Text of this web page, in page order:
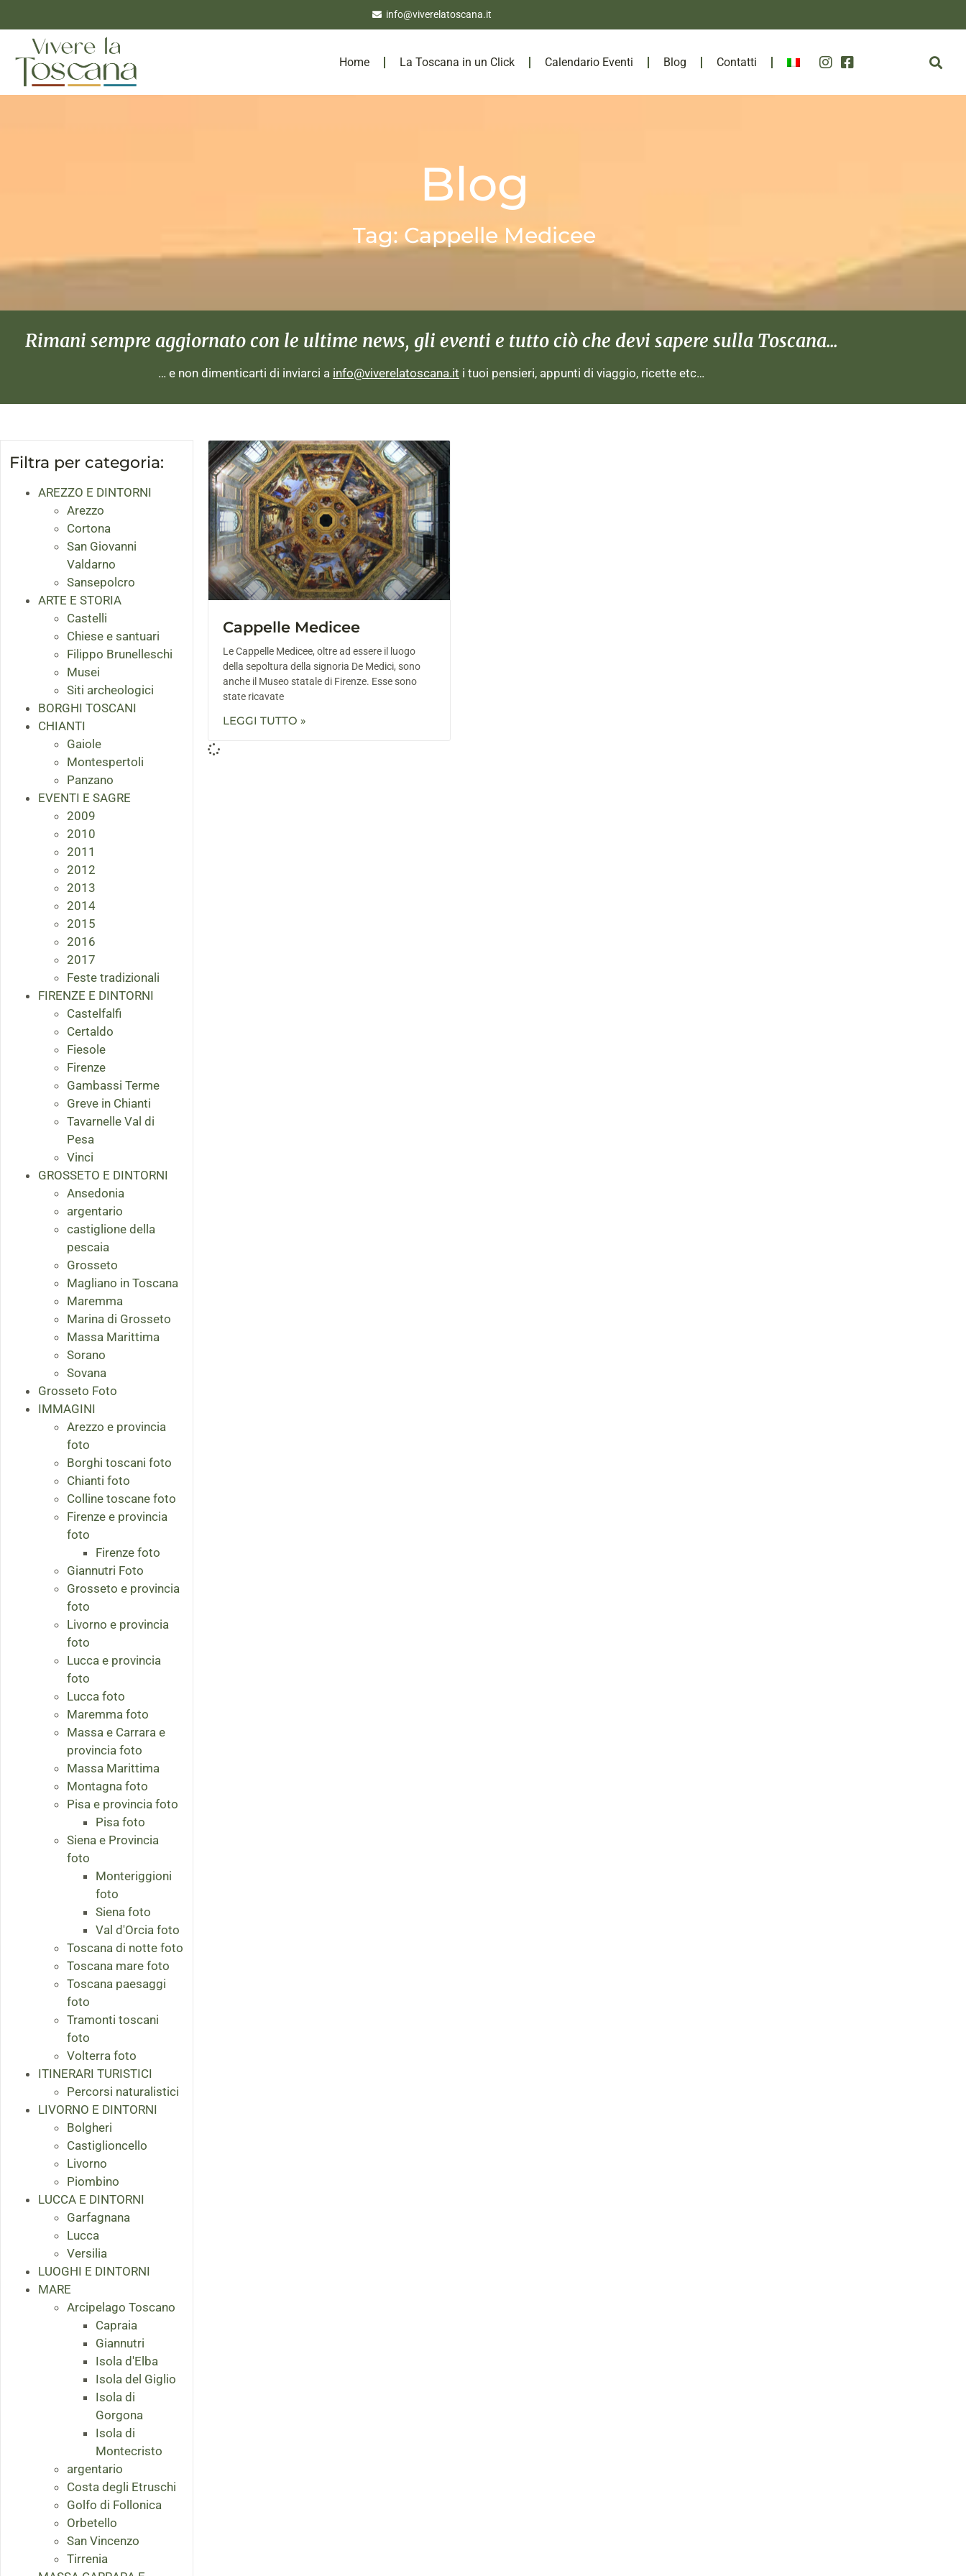
info@viverelatoscana.it
Home La Toscana in un Click Calendario Eventi Blog Contatti
Blog
Tag: Cappelle Medicee
Rimani sempre aggiornato con le ultime news, gli eventi e tutto ciò che devi sapere sulla Toscana...
… e non dimenticarti di inviarci a info@viverelatoscana.it i tuoi pensieri, appunti di viaggio, ricette etc…
Filtra per categoria:
AREZZO E DINTORNI
Arezzo
Cortona
San Giovanni
Valdarno
Sansepolcro
ARTE E STORIA
Castelli
Chiese e santuari
Filippo Brunelleschi
Musei
Siti archeologici
BORGHI TOSCANI
CHIANTI
Gaiole
Montespertoli
Panzano
EVENTI E SAGRE
2009
2010
2011
2012
2013
2014
2015
2016
2017
Feste tradizionali
FIRENZE E DINTORNI
Castelfalfi
Certaldo
Fiesole
Firenze
Gambassi Terme
Greve in Chianti
Tavarnelle Val di
Pesa
Vinci
GROSSETO E DINTORNI
Ansedonia
argentario
castiglione della
pescaia
Grosseto
Magliano in Toscana
Maremma
Marina di Grosseto
Massa Marittima
Sorano
Sovana
Grosseto Foto
IMMAGINI
Arezzo e provincia
foto
Borghi toscani foto
Chianti foto
Colline toscane foto
Firenze e provincia
foto
Firenze foto
Giannutri Foto
Grosseto e provincia
foto
Livorno e provincia
foto
Lucca e provincia
foto
Lucca foto
Maremma foto
Massa e Carrara e
provincia foto
Massa Marittima
Montagna foto
Pisa e provincia foto
Pisa foto
Siena e Provincia
foto
Monteriggioni
foto
Siena foto
Val d'Orcia foto
Toscana di notte foto
Toscana mare foto
Toscana paesaggi
foto
Tramonti toscani
foto
Volterra foto
ITINERARI TURISTICI
Percorsi naturalistici
LIVORNO E DINTORNI
Bolgheri
Castiglioncello
Livorno
Piombino
LUCCA E DINTORNI
Garfagnana
Lucca
Versilia
LUOGHI E DINTORNI
MARE
Arcipelago Toscano
Capraia
Giannutri
Isola d'Elba
Isola del Giglio
Isola di
Gorgona
Isola di
Montecristo
argentario
Costa degli Etruschi
Golfo di Follonica
Orbetello
San Vincenzo
Tirrenia
Cappelle Medicee
Le Cappelle Medicee, oltre ad essere il luogo
della sepoltura della signoria De Medici, sono
anche il Museo statale di Firenze. Esse sono
state ricavate
LEGGI TUTTO »